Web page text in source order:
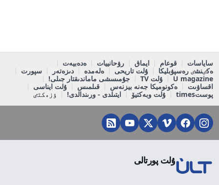
ساياسات قوعام ايماق رۋحانييات
ەدەبيەت
ەكٸنشٸ رەسپۋبليكا
ۇلت تاريحى ەلەمدە دىزەتەر
سپورت
U magazine
ۇلت TV
جۇمىسشى ماماندىقتار جىلى!
اقساۋىت
ەكونوميكا جەنە بيزنەس قىلمىس
ۇلت ايناسى
پوستtimes
ۇلت وبەكتيۆ ايتىلدى - ورىندالدى! ٶزەكتٸ
ۇلت پورتالى